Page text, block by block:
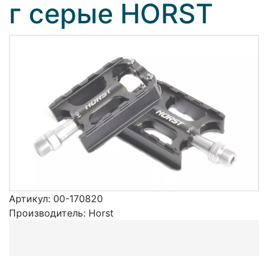
г серые HORST
Артикул: 00-170820
Производитель: Horst